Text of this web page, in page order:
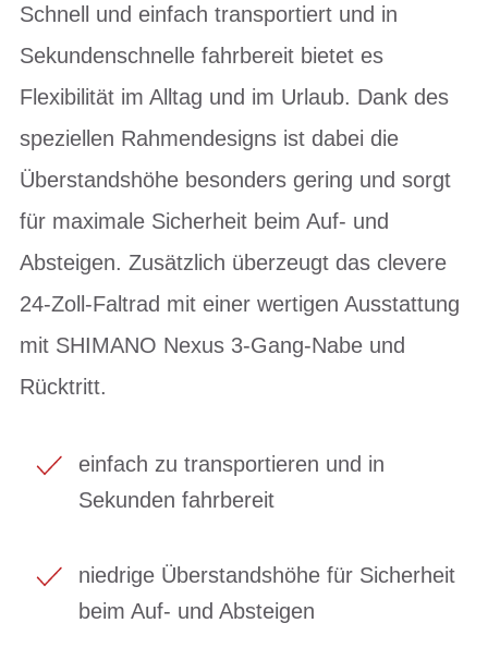
Schnell und einfach transportiert und in
Sekundenschnelle fahrbereit bietet es
Flexibilität im Alltag und im Urlaub. Dank des
speziellen Rahmendesigns ist dabei die
Überstandshöhe besonders gering und sorgt
für maximale Sicherheit beim Auf- und
Absteigen. Zusätzlich überzeugt das clevere
24-Zoll-Faltrad mit einer wertigen Ausstattung
mit SHIMANO Nexus 3-Gang-Nabe und
Rücktritt.
einfach zu transportieren und in
Sekunden fahrbereit
niedrige Überstandshöhe für Sicherheit
beim Auf- und Absteigen